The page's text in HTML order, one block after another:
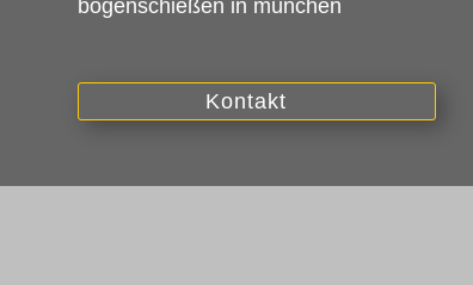
bogenschießen in münchen
Kontakt